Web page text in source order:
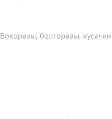
Бокорезы, болторезы, кусачки